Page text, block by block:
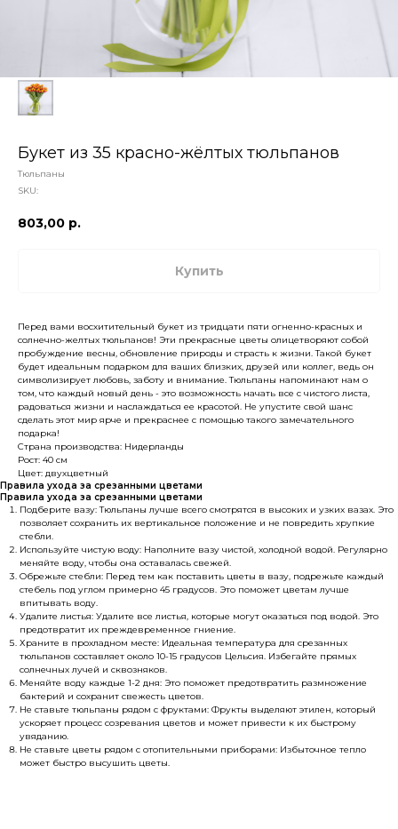
Букет из 35 красно-жёлтых тюльпанов
Тюльпаны
SKU:
803,00 р.
Купить
Перед вами восхитительный букет из тридцати пяти огненно-красных и
солнечно-желтых тюльпанов! Эти прекрасные цветы олицетворяют собой
пробуждение весны, обновление природы и страсть к жизни. Такой букет
будет идеальным подарком для ваших близких, друзей или коллег, ведь он
символизирует любовь, заботу и внимание. Тюльпаны напоминают нам о
том, что каждый новый день - это возможность начать все с чистого листа,
радоваться жизни и наслаждаться ее красотой. Не упустите свой шанс
сделать этот мир ярче и прекраснее с помощью такого замечательного
подарка!
Страна производства: Нидерланды
Рост: 40 см
Цвет: двухцветный
Правила ухода за срезанными цветами
Правила ухода за срезанными цветами
Подберите вазу: Тюльпаны лучше всего смотрятся в высоких и узких вазах. Это
позволяет сохранить их вертикальное положение и не повредить хрупкие
стебли.
Используйте чистую воду: Наполните вазу чистой, холодной водой. Регулярно
меняйте воду, чтобы она оставалась свежей.
Обрежьте стебли: Перед тем как поставить цветы в вазу, подрежьте каждый
стебель под углом примерно 45 градусов. Это поможет цветам лучше
впитывать воду.
Удалите листья: Удалите все листья, которые могут оказаться под водой. Это
предотвратит их преждевременное гниение.
Храните в прохладном месте: Идеальная температура для срезанных
тюльпанов составляет около 10-15 градусов Цельсия. Избегайте прямых
солнечных лучей и сквозняков.
Меняйте воду каждые 1-2 дня: Это поможет предотвратить размножение
бактерий и сохранит свежесть цветов.
Не ставьте тюльпаны рядом с фруктами: Фрукты выделяют этилен, который
ускоряет процесс созревания цветов и может привести к их быстрому
увяданию.
Не ставьте цветы рядом с отопительными приборами: Избыточное тепло
может быстро высушить цветы.